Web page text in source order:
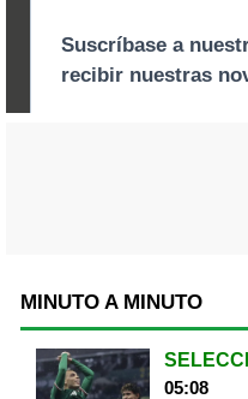
MINUTO A MINUTO
05:08